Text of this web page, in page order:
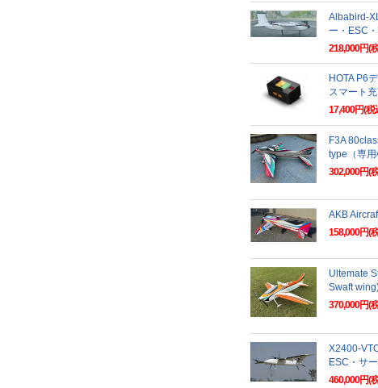
Albabird-
ー・ESC
218,000円(
HOTA P6
スマート
17,400円(税
F3A
type（専用
302,000円(
AKB
158,000円(
Ultemate
Swaft
370,000円(
X2400-
ESC・サ
460,000円(